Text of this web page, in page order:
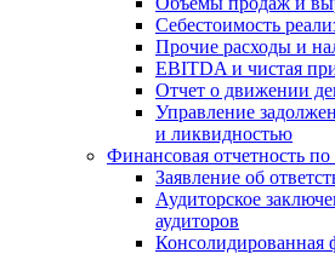
Себестоимость
Прочие расходы и
EBITDA и чистая
Отчет о движении
Управление
и ликвидностью
Финансовая отчетность
Заявление об
Аудиторское
аудиторов
Консолидированная